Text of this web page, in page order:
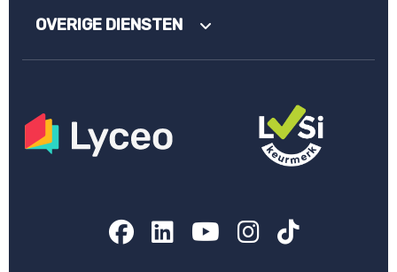
OVERIGE DIENSTEN
Facebook
LinkedIn
YouTube
Instagram
TikTok